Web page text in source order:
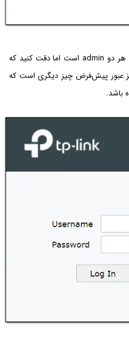
نام کاربری و پسورد را وارد کنید که معمولاً هر دو admin است اما دقت کنید که
عبور پیش‌فرض چیز دیگری است که
باشد.